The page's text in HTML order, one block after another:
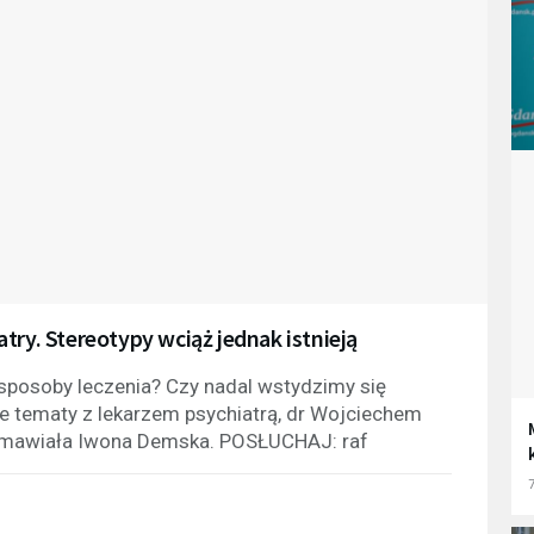
Stereotypy wciąż jednak istnieją
leczenia? Czy nadal wstydzimy się
tematy z lekarzem psychiatrą, dr Wojciechem
Iwona Demska. POSŁUCHAJ: raf